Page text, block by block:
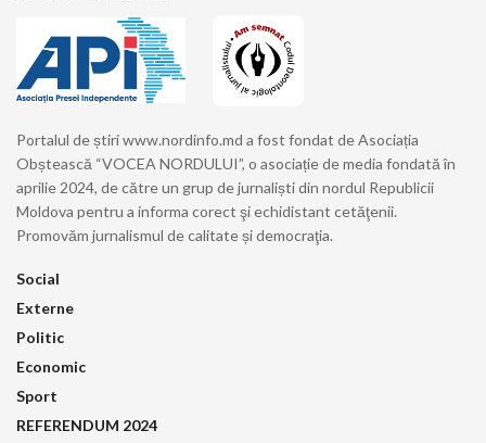
Portalul de știri www.nordinfo.md a fost fondat de Asociația
Obștească “VOCEA NORDULUI”, o asociație de media fondată în
aprilie 2024, de către un grup de jurnaliști din nordul Republicii
Moldova pentru a informa corect şi echidistant cetăţenii.
Promovăm jurnalismul de calitate și democraţia.
Social
Externe
Politic
Economic
Sport
REFERENDUM 2024